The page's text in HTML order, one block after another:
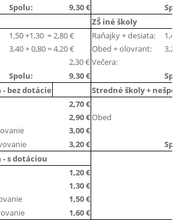
Spolu:
9,30 €
ZŠ iné školy
1,50 +1,30 = 2,80 € Raňajky + desiata:
3,40 + 0,80 = 4,20 € Obed + olovrant:
2,30 € Večera:
Spolu:
9,30 €
bez dotácie
Stredné školy +
2,70 €
2,90 €Obed
3,00 €
3,20 €
s dotáciou
1,20 €
1,30 €
1,50 €
1,60 €